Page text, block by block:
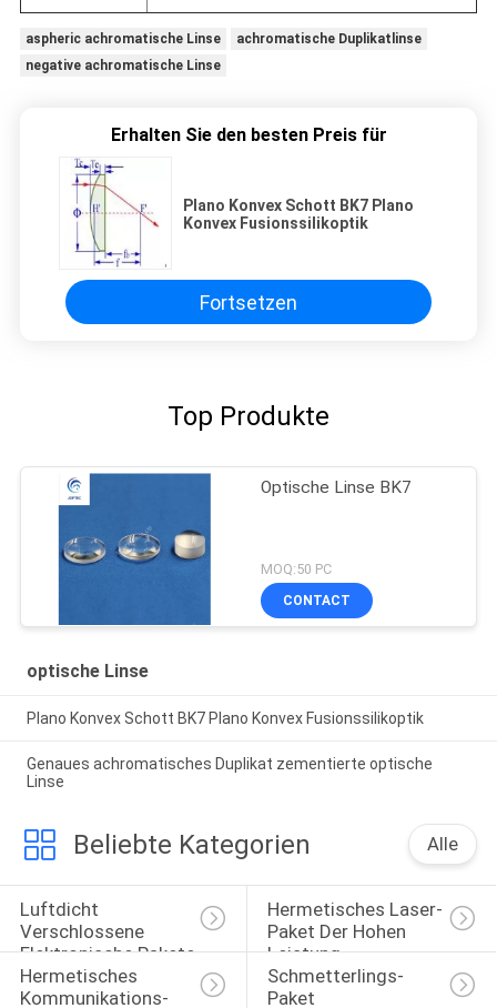
aspheric achromatische Linse
achromatische Duplikatlinse
negative achromatische Linse
Erhalten Sie den besten Preis für
Plano Konvex Schott BK7 Plano
Konvex Fusionssilikoptik
Fortsetzen
Top Produkte
Optische Linse BK7
MOQ:50 PC
CONTACT
optische Linse
Plano Konvex Schott BK7 Plano Konvex Fusionssilikoptik
Genaues achromatisches Duplikat zementierte optische
Linse
Beliebte Kategorien Alle
Luftdicht
Verschlossene
Elektronische Pakete
Hermetisches Laser-
Paket Der Hohen
Leistung
Hermetisches
Kommunikations-
Schmetterlings-
Paket